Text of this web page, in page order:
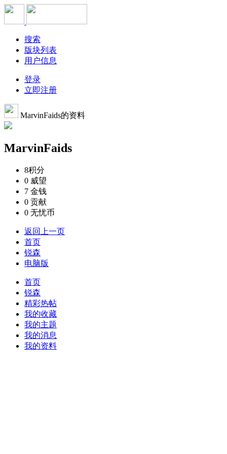
搜索
版块列表
用户信息
登录
立即注册
MarvinFaids的资料
MarvinFaids
8积分
0 威望
7 金钱
0 贡献
0 无忧币
返回上一页
首页
锐森
电脑版
首页
锐森
精彩热帖
我的收藏
我的主题
我的消息
我的资料